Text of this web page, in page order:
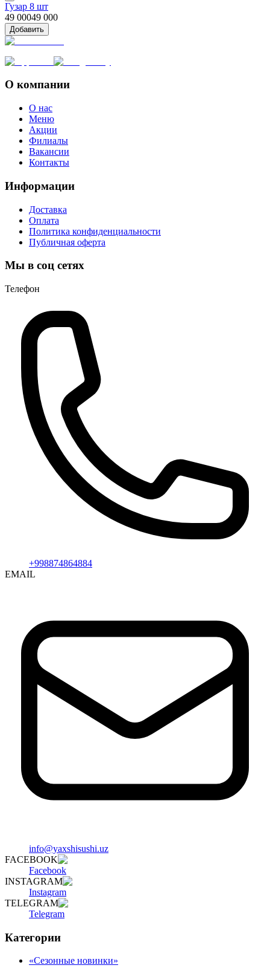
Гузар 8 шт
49 00049 000
Добавить
О компании
О нас
Меню
Акции
Филиалы
Вакансии
Контакты
Информации
Доставка
Оплата
Политика конфиденциальности
Публичная оферта
Мы в соц сетях
Телефон
+998874864884
EMAIL
info@yaxshisushi.uz
FACEBOOK
Facebook
INSTAGRAM
Instagram
TELEGRAM
Telegram
Категории
«Сезонные новинки»